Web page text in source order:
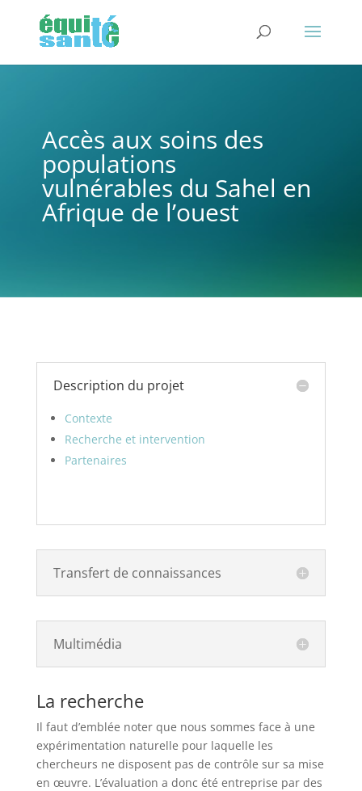
Accès aux soins des
populations
vulnérables du Sahel en
Afrique de l’ouest
Description du projet
Contexte
Recherche et intervention
Partenaires
Transfert de connaissances
Multimédia
La recherche
Il faut d’emblée noter que nous sommes face à une
expérimentation naturelle pour laquelle les
chercheurs ne disposent pas de contrôle sur sa mise
en œuvre. L’évaluation a donc été entreprise par des